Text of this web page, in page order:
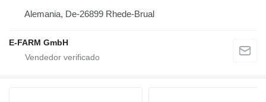
Alemania, De-26899 Rhede-Brual
E-FARM GmbH